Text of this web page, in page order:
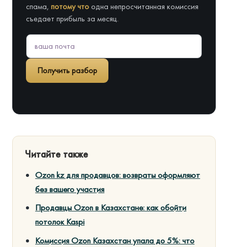
спама, потому чтоодна непросчитанная комиссия
съедает прибыль за месяц.
Получить разбор
Читайте также
Ozon kz для продавцов: возвраты оформляют
без вашего участия
Продавцы Ozon в Казахстане: как обойти
потолок Kaspi
Комиссия Ozon Казахстан упала до 5%: что